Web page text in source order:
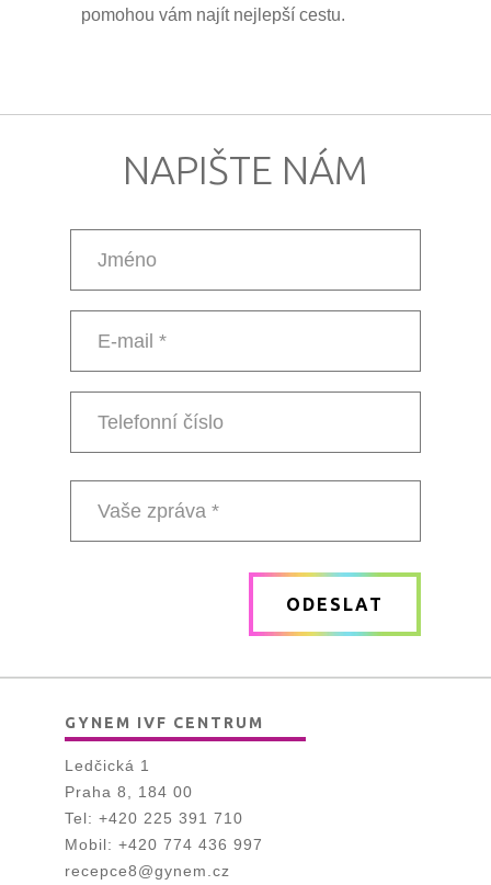
pomohou vám najít nejlepší cestu.
NAPIŠTE NÁM
ODESLAT
GYNEM IVF CENTRUM
Ledčická 1
Praha 8, 184 00
Tel: +420 225 391 710
Mobil: +420 774 436 997
recepce8@gynem.cz